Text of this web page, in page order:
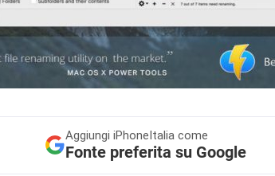
Aggiungi iPhoneItalia come
Fonte preferita su Google